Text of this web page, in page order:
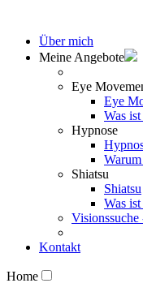
Über mich
Meine Angebote
Eye
Eye
Was
Hypnose
Shiatsu
Shiatsu
Was
Kontakt
Home